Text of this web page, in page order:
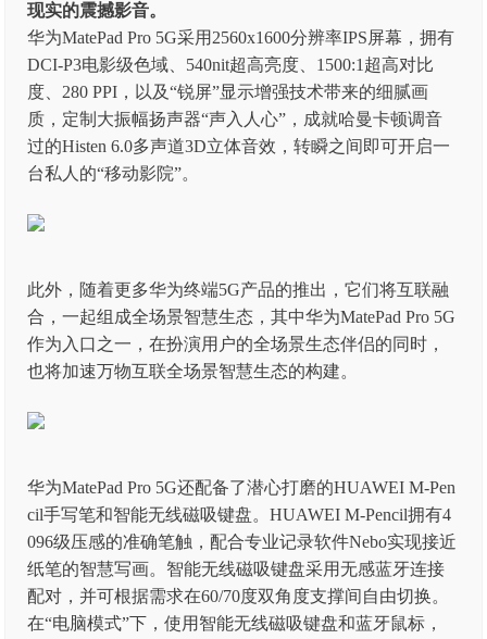
现实的震撼影音。
华为MatePad Pro 5G采用2560x1600分辨率IPS屏幕，拥有
DCI-P3电影级色域、540nit超高亮度、1500:1超高对比
度、280 PPI，以及“锐屏”显示增强技术带来的细腻画
质，定制大振幅扬声器“声入人心”，成就哈曼卡顿调音
过的Histen 6.0多声道3D立体音效，转瞬之间即可开启一
台私人的“移动影院”。
此外，随着更多华为终端5G产品的推出，它们将互联融
合，一起组成全场景智慧生态，其中华为MatePad Pro 5G
作为入口之一，在扮演用户的全场景生态伴侣的同时，
也将加速万物互联全场景智慧生态的构建。
华为MatePad Pro 5G还配备了潜心打磨的HUAWEI M-Pen
cil手写笔和智能无线磁吸键盘。HUAWEI M-Pencil拥有4
096级压感的准确笔触，配合专业记录软件Nebo实现接近
纸笔的智慧写画。智能无线磁吸键盘采用无感蓝牙连接
配对，并可根据需求在60/70度双角度支撑间自由切换。
在“电脑模式”下，使用智能无线磁吸键盘和蓝牙鼠标，